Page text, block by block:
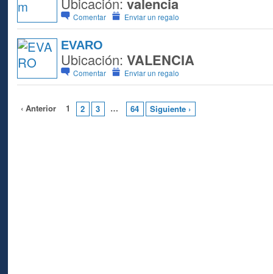
Comentar Enviar un regalo
EVARO
Ubicación: VALENCIA
Comentar Enviar un regalo
‹ Anterior 1 2 3 … 64 Siguiente ›